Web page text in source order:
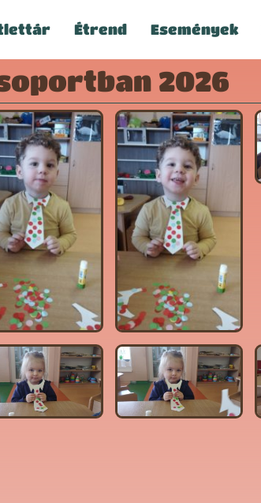
Étrend Események
2026